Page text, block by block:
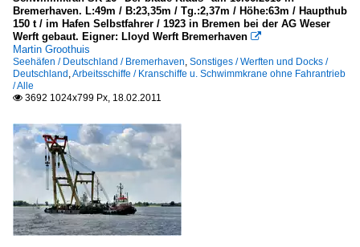
Bremerhaven. L:49m / B:23,35m / Tg.:2,37m / Höhe:63m / Haupthub
150 t / im Hafen Selbstfahrer / 1923 in Bremen bei der AG Weser
Werft gebaut. Eigner: Lloyd Werft Bremerhaven 
Martin Groothuis
Seehäfen / Deutschland / Bremerhaven Sonstiges / Werften und Docks /
Deutschland Arbeitsschiffe / Kranschiffe u. Schwimmkrane ohne Fahrantrieb
/ Alle
 3692 1024x799 Px, 18.02.2011